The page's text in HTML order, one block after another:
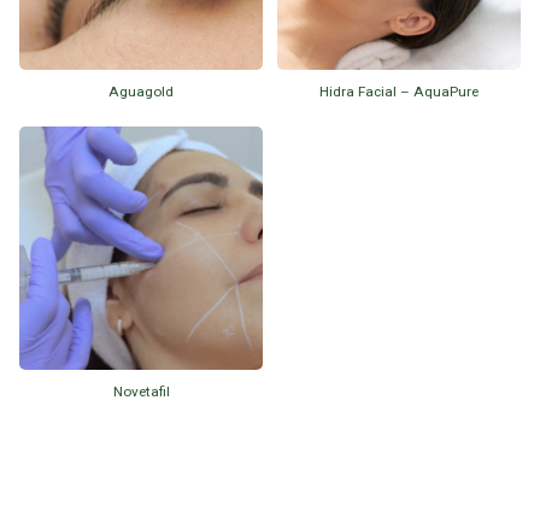
Aguagold Hidra Facial – AquaPure
Novetafil